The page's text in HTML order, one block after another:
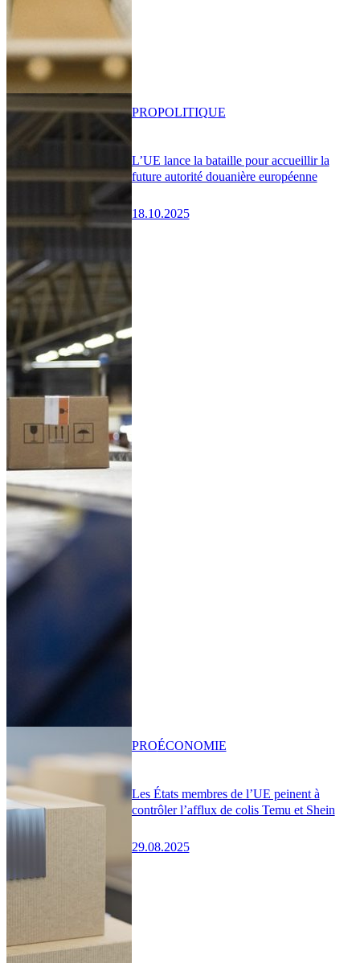
L’UE lance la bataille pour accueillir la
future autorité douanière européenne
18.10.2025
PROPOLITIQUE
Les États membres de l’UE peinent à
contrôler l’afflux de colis Temu et Shein
29.08.2025
PROÉCONOMIE